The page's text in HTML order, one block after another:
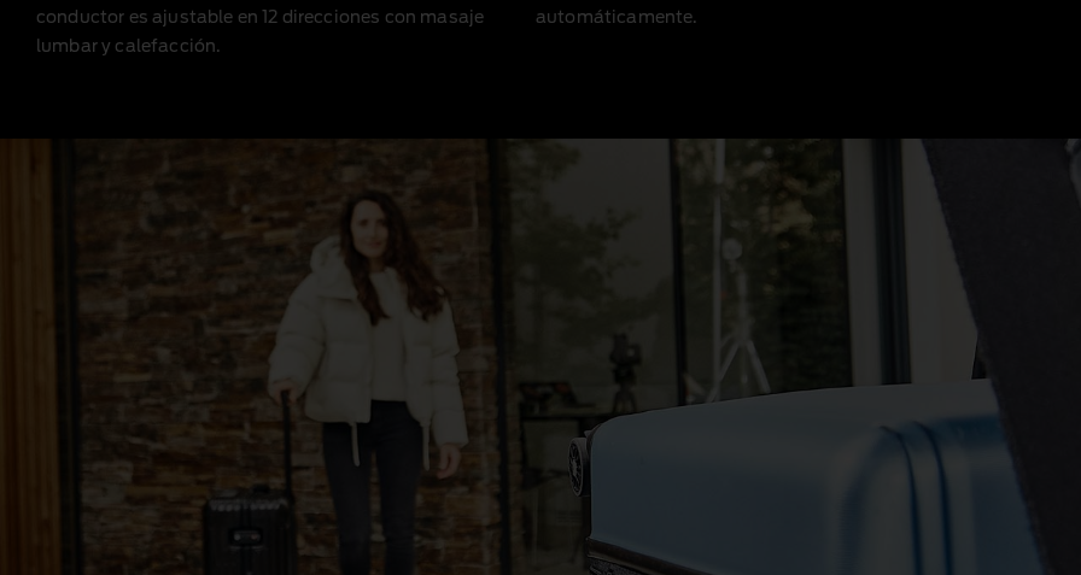
conductor es ajustable en 12 direcciones con masaje
lumbar y calefacción.
automáticamente.